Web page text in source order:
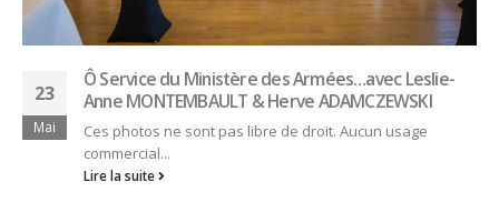
23
Mai
Ô Service du Ministère des Armées…avec Leslie-
Anne MONTEMBAULT & Herve ADAMCZEWSKI
Ces photos ne sont pas libre de droit. Aucun usage
commercial...
Lire la suite